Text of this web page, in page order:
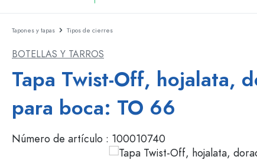
Botellas
Contenedor de almacenamiento
Vajilla
Envases para cosméticos
Botellas según la marca
Botellas WECK
Botellas de vidrio 100 ml
Tapones y tapas Tipos de cierres
BOTELLAS Y TARROS
Tapa Twist-Off, hojalata,
para boca: TO 66
Número de artículo : 100010740